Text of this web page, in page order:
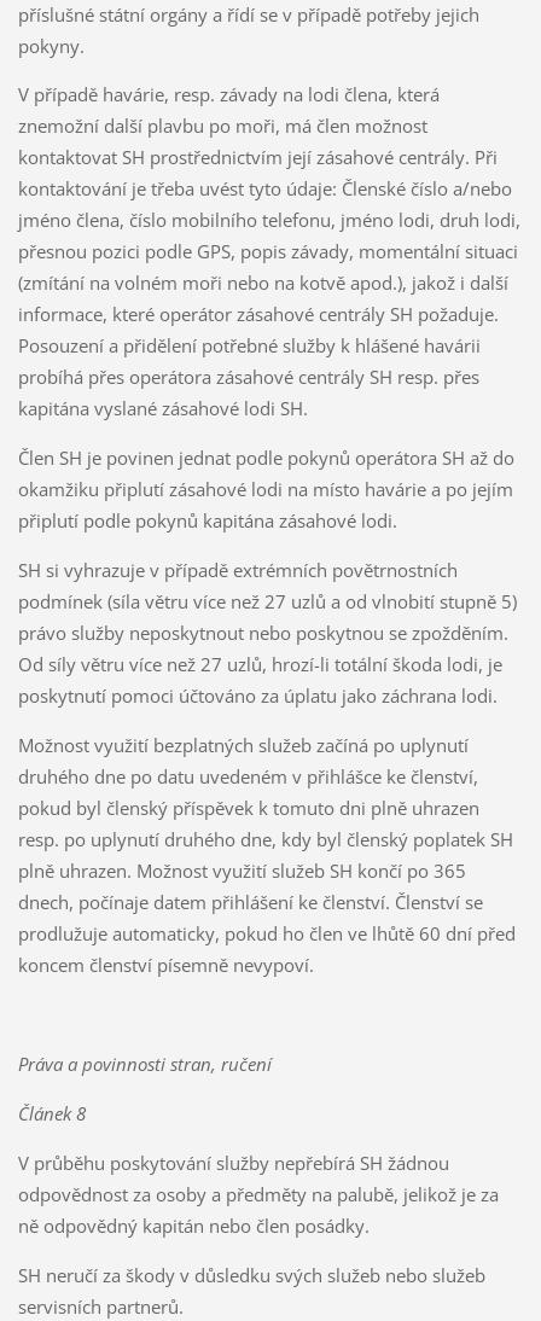
příslušné státní orgány a řídí se v případě potřeby jejich
pokyny.
V případě havárie, resp. závady na lodi člena, která
znemožní další plavbu po moři, má člen možnost
kontaktovat SH prostřednictvím její zásahové centrály. Při
kontaktování je třeba uvést tyto údaje: Členské číslo a/nebo
jméno člena, číslo mobilního telefonu, jméno lodi, druh lodi,
přesnou pozici podle GPS, popis závady, momentální situaci
(zmítání na volném moři nebo na kotvě apod.), jakož i další
informace, které operátor zásahové centrály SH požaduje.
Posouzení a přidělení potřebné služby k hlášené havárii
probíhá přes operátora zásahové centrály SH resp. přes
kapitána vyslané zásahové lodi SH.
Člen SH je povinen jednat podle pokynů operátora SH až do
okamžiku připlutí zásahové lodi na místo havárie a po jejím
připlutí podle pokynů kapitána zásahové lodi.
SH si vyhrazuje v případě extrémních povětrnostních
podmínek (síla větru více než 27 uzlů a od vlnobití stupně 5)
právo služby neposkytnout nebo poskytnou se zpožděním.
Od síly větru více než 27 uzlů, hrozí-li totální škoda lodi, je
poskytnutí pomoci účtováno za úplatu jako záchrana lodi.
Možnost využití bezplatných služeb začíná po uplynutí
druhého dne po datu uvedeném v přihlášce ke členství,
pokud byl členský příspěvek k tomuto dni plně uhrazen
resp. po uplynutí druhého dne, kdy byl členský poplatek SH
plně uhrazen. Možnost využití služeb SH končí po 365
dnech, počínaje datem přihlášení ke členství. Členství se
prodlužuje automaticky, pokud ho člen ve lhůtě 60 dní před
koncem členství písemně nevypoví.
Práva a povinnosti stran, ručení
Článek 8
V průběhu poskytování služby nepřebírá SH žádnou
odpovědnost za osoby a předměty na palubě, jelikož je za
ně odpovědný kapitán nebo člen posádky.
SH neručí za škody v důsledku svých služeb nebo služeb
servisních partnerů.